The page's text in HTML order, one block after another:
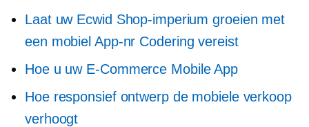
Laat uw Ecwid Shop-imperium groeien met
een mobiel App-nr Codering vereist
Hoe u uw E-Commerce Mobile App
Hoe responsief ontwerp de mobiele verkoop
verhoogt